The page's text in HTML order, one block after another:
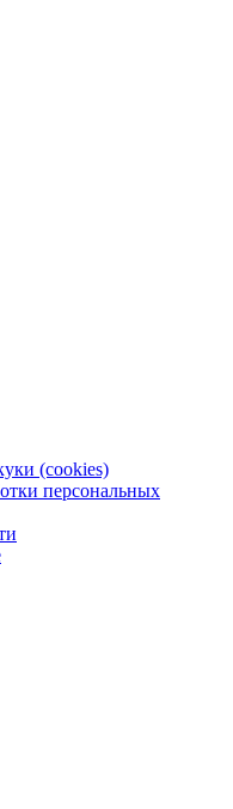
(cookies)
персональных